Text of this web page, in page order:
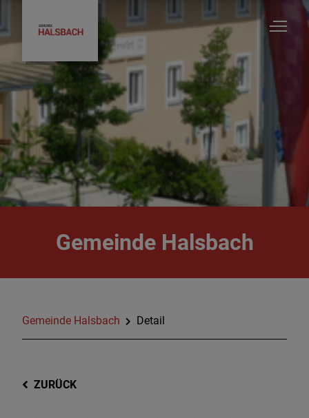
Gemeinde Halsbach
Gemeinde Halsbach Detail
ZURÜCK